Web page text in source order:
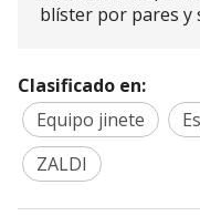
blíster por pares y
Clasificado en:
Equipo jinete
ZALDI